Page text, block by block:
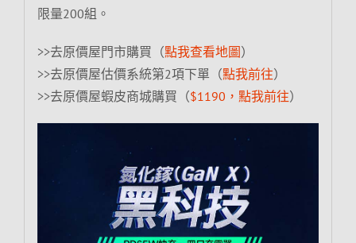
限量200組。
>>去原價屋門市購買（點我查看地圖）
>>去原價屋估價系統第2項下單（點我前往）
>>去原價屋蝦皮商城購買（$1190，點我前往）